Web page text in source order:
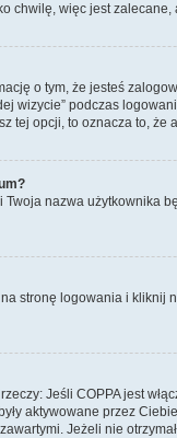
chwilę, więc jest zalecane,
o tym, że jesteś
podczas
tej opcji, to oznacza to, że
i Twoja nazwa użytkownika
na stronę logowania i kliknij
Jeśli COPPA jest
aktywowane przez
Jeżeli nie